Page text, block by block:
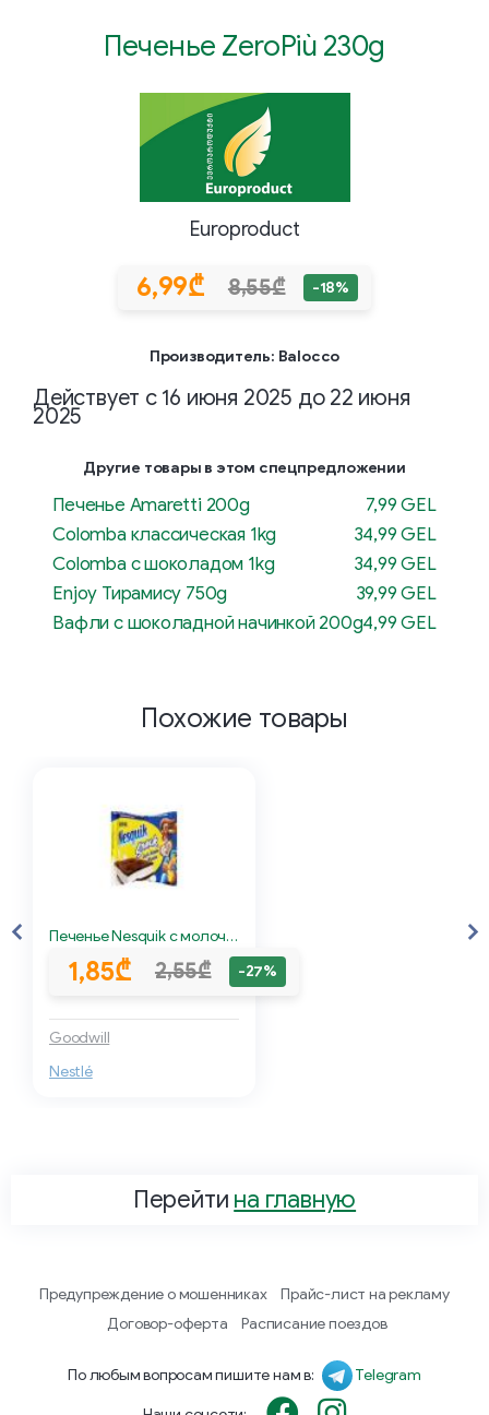
Печенье ZeroPiù 230g
Europroduct
6,99₾ 8,55₾ -18%
Производитель: Balocco
Действует с 16 июня 2025 до 22 июня
2025
Другие товары в этом спецпредложении
Печенье Amaretti 200g
7,99 GEL
Colomba классическая 1kg
34,99 GEL
Colomba с шоколадом 1kg
34,99 GEL
Enjoy Тирамису 750g
39,99 GEL
Вафли с шоколадной начинкой 200g4,99 GEL
Похожие товары
Печенье Nesquik с молочной начинкой 26 г.
1,85₾ 2,55₾ -27%
Goodwill
Nestlé
Перейти на главную
Предупреждение о мошенниках
Прайс-лист на рекламу
Договор-оферта
Расписание поездов
По любым вопросам пишите нам в: Telegram